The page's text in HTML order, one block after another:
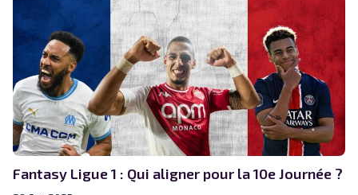
Fantasy Ligue 1 : Qui aligner pour la 10e Journée ?